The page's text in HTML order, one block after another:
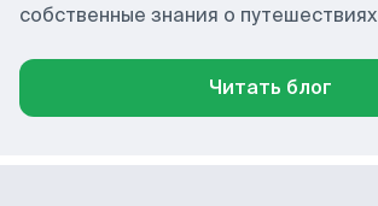
собственные знания о путешествиях
Читать блог